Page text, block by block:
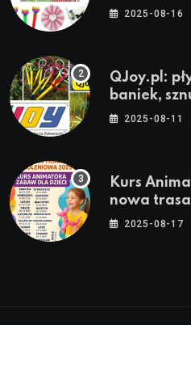
stroje i
2025-08-16
QJoy.pl:
baniek,
zestawy do
2025-08-11
Kurs
nowa
– jesień
2025-08-17